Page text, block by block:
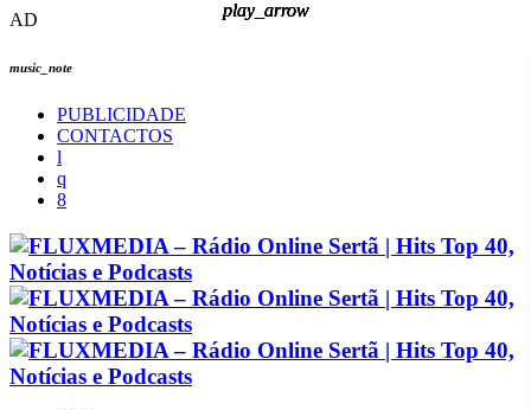
AD
music_note
PUBLICIDADE
CONTACTOS
play_arrow
play_arrow
play_arrow
play_arrow